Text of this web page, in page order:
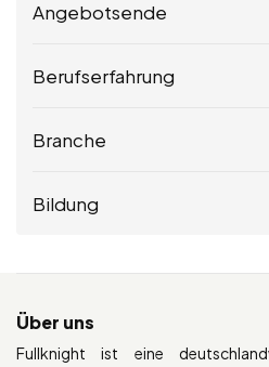
Angebotsende
Berufserfahrung
Branche
Bildung
Über uns
Fullknight ist eine